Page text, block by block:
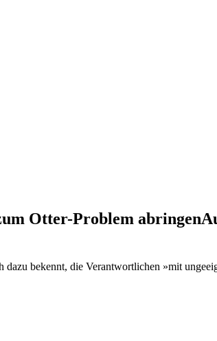
Otter-Problem abringen
dazu bekennt, die Verantwortlichen »mit